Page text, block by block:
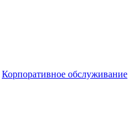
Корпоративное обслуживание